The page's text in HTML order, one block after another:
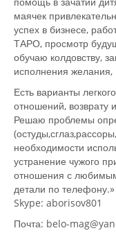
маячек
успех в бизнесе,
ТАРО, просмотр
обучаю колдовству,
исполнения желания,
Есть варианты
отношений, возврату
Решаю проблемы
необходимости
устранение чужого
отношения с
детали по телефону.»
Skype: aborisov801
Почта: belo-